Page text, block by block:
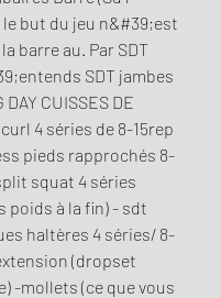
le but du jeu n&#39;est
barre au. Par SDT
SDT jambes
CUISSES DE
4 séries de 8-15rep
pieds rapprochés 8-
squat 4 séries
poids à la fin) - sdt
haltères 4 séries/ 8-
(dropset
-mollets (ce que vous